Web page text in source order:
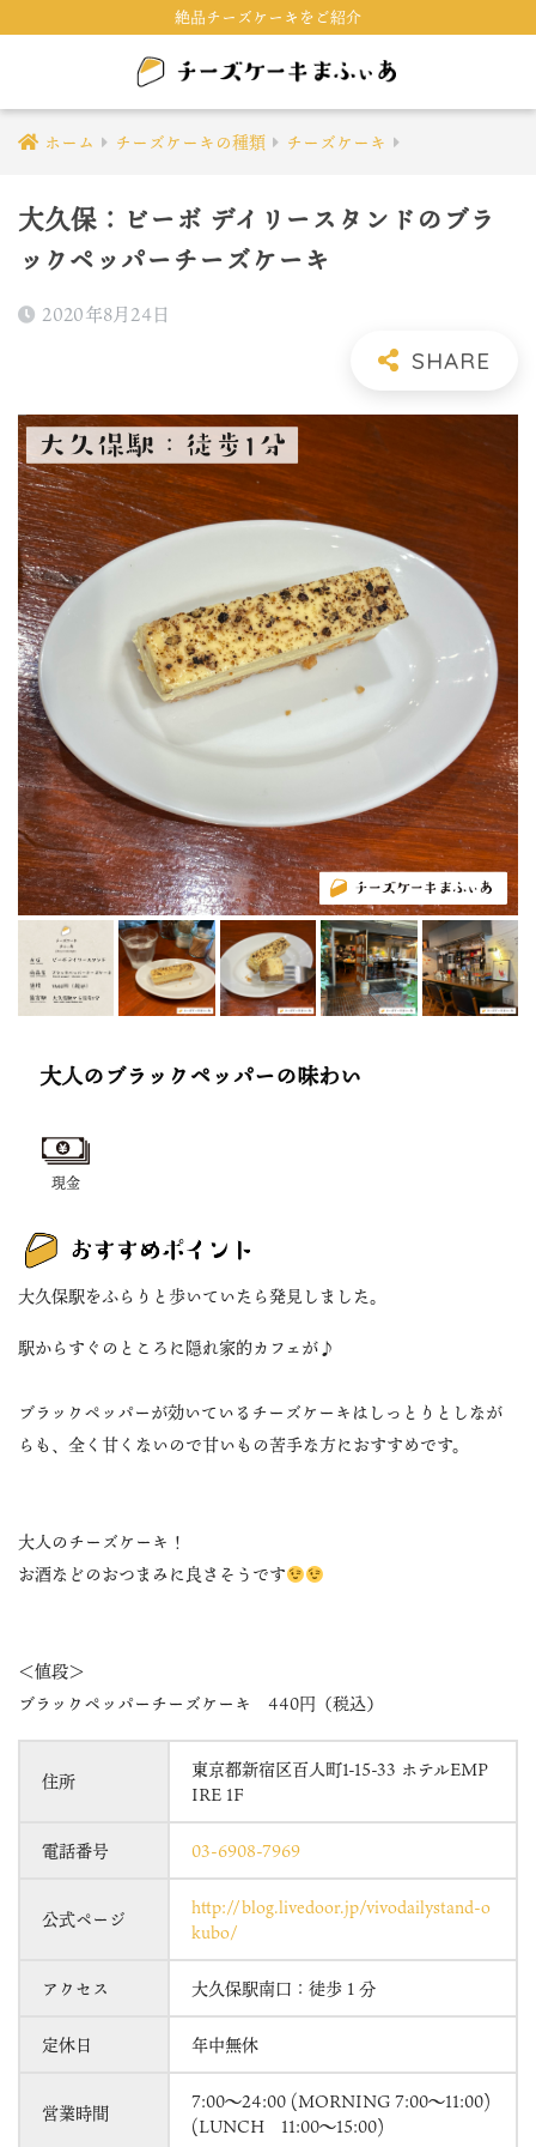
絶品チーズケーキをご紹介
ホーム チーズケーキの種類 チーズケーキ
大久保：ビーボ デイリースタンドのブラ
ックペッパーチーズケーキ
2020年8月24日
大人のブラックペッパーの味わい
現金
大久保駅をふらりと歩いていたら発見しました。
駅からすぐのところに隠れ家的カフェが♪
ブラックペッパーが効いているチーズケーキはしっとりとしなが
らも、全く甘くないので甘いもの苦手な方におすすめです。
大人のチーズケーキ！
お酒などのおつまみに良さそうです
＜値段＞
ブラックペッパーチーズケーキ 440円（税込）
住所
東京都新宿区百人町1-15-33 ホテルEMP
IRE 1F
電話番号 03-6908-7969
公式ページ
http://blog.livedoor.jp/vivodailystand-o
kubo/
アクセス 大久保駅南口：徒歩１分
定休日 年中無休
営業時間
7:00～24:00 (MORNING 7:00～11:00)
(LUNCH 11:00～15:00)